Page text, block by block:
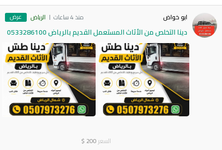
ابو خواض منذ 4 ساعات الرياض عرض
دينا التخلص من الأثاث المستعمل القديم بالرياض 0533286100
السعر 200
$